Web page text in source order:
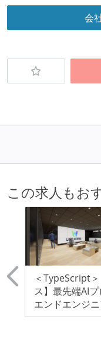
会
この求人もお
＜TypeScript
ス】最先端AI
エンドエンジニ